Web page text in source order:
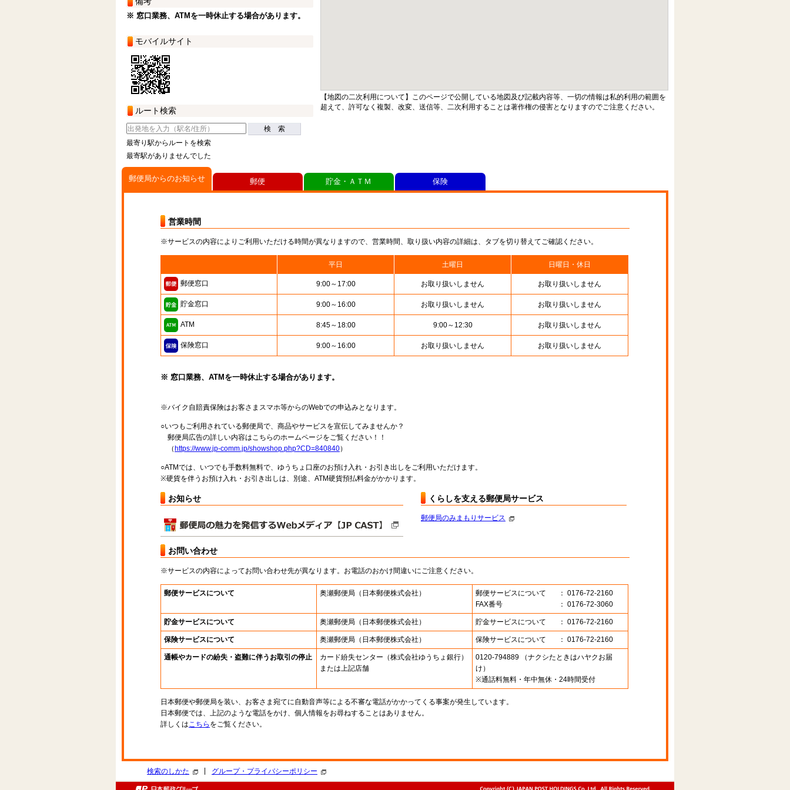
※ 窓口業務、ATMを一時休止する場合があります。
モバイルサイト
ルート検索
検 索
最寄り駅からルートを検索
最寄駅がありませんでした
【地図の二次利用について】このページで公開している地図及び記載内容等、一切の情報は私的利用の範囲を
超えて、許可なく複製、改変、送信等、二次利用することは著作権の侵害となりますのでご注意ください。
郵便局からのお知らせ
営業時間
※サービスの内容によりご利用いただける時間が異なりますので、営業時間、取り扱い内容の詳細は、タブを切り替えてご確認ください。
平日 土曜日 日曜日・休日
郵便窓口 9:00～17:00 お取り扱いしません お取り扱いしません
貯金窓口 9:00～16:00 お取り扱いしません お取り扱いしません
ATM 8:45～18:00 9:00～12:30 お取り扱いしません
保険窓口 9:00～16:00 お取り扱いしません お取り扱いしません
※ 窓口業務、ATMを一時休止する場合があります。
※バイク自賠責保険はお客さまスマホ等からのWebでの申込みとなります。
○いつもご利用されている郵便局で、商品やサービスを宣伝してみませんか？
郵便局広告の詳しい内容はこちらのホームページをご覧ください！！
（ https://www.jp-comm.jp/showshop.php?CD=840840）
○ATMでは、いつでも手数料無料で、ゆうちょ口座のお預け入れ・お引き出しをご利用いただけます。
※硬貨を伴うお預け入れ・お引き出しは、別途、ATM硬貨預払料金がかかります。
お知らせ くらしを支える郵便局サービス
郵便局のみまもりサービス
お問い合わせ
※サービスの内容によってお問い合わせ先が異なります。お電話のおかけ間違いにご注意ください。
郵便サービスについて 奥瀬郵便局 （日本郵便株式会社） 郵便サービスについて
： 0176-72-2160
FAX番号
： 0176-72-3060
貯金サービスについて 奥瀬郵便局 （日本郵便株式会社） 貯金サービスについて ： 0176-72-2160
保険サービスについて 奥瀬郵便局 （日本郵便株式会社） 保険サービスについて ： 0176-72-2160
通帳やカードの紛失・盗難に伴うお取引の停止 カード紛失センター （株式会社ゆうちょ銀行）
または上記店舗
0120-794889 （ナクシたときはハヤクお届
け）
※通話料無料・年中無休・24時間受付
日本郵便や郵便局を装い、お客さま宛てに自動音声等による不審な電話がかかってくる事案が発生しています。
日本郵便では、上記のような電話をかけ、個人情報をお尋ねすることはありません。
詳しくはこちら をご覧ください。
郵便 貯金・ＡＴＭ 保険
検索のしかた グループ・プライバシーポリシー